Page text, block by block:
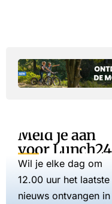
Meld je aan
voor Lunch24
Wil je elke dag om
12.00 uur het laatste
nieuws ontvangen in